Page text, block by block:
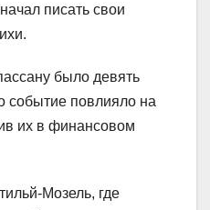
писать свои
было девять
событие повлияло на
их в финансовом
Мозель, где